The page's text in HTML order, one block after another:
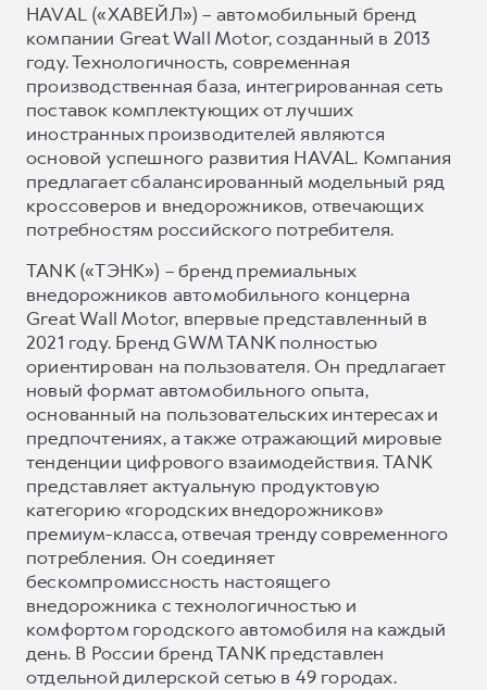
HAVAL («ХАВЕЙЛ») – автомобильный бренд
компании Great Wall Motor, созданный в 2013
году. Технологичность, современная
производственная база, интегрированная сеть
поставок комплектующих от лучших
иностранных производителей являются
основой успешного развития HAVAL. Компания
предлагает сбалансированный модельный ряд
кроссоверов и внедорожников, отвечающих
потребностям российского потребителя.
TANK («ТЭНК») – бренд премиальных
внедорожников автомобильного концерна
Great Wall Motor, впервые представленный в
2021 году. Бренд GWM TANK полностью
ориентирован на пользователя. Он предлагает
новый формат автомобильного опыта,
основанный на пользовательских интересах и
предпочтениях, а также отражающий мировые
тенденции цифрового взаимодействия. TANK
представляет актуальную продуктовую
категорию «городских внедорожников»
премиум-класса, отвечая тренду современного
потребления. Он соединяет
бескомпромиссность настоящего
внедорожника с технологичностью и
комфортом городского автомобиля на каждый
день. В России бренд TANK представлен
отдельной дилерской сетью в 49 городах.